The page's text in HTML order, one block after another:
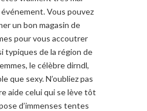
Vous pouvez
un bon magasin de
pour vous accoutrer
typiques de la région de
le célèbre dirndl,
que sexy. N’oubliez pas
aide celui qui se lève tôt
d’immenses tentes